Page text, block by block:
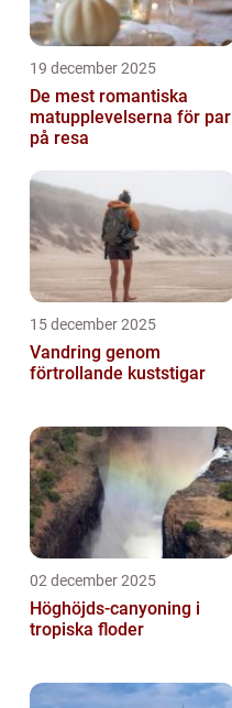
19 december 2025
De mest romantiska
matupplevelserna för par
på resa
15 december 2025
Vandring genom
förtrollande kuststigar
02 december 2025
Höghöjds-canyoning i
tropiska floder